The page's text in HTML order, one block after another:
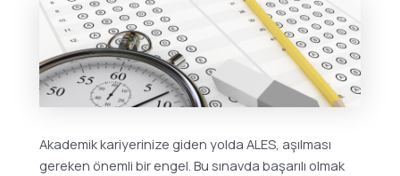
Akademik kariyerinize giden yolda ALES, aşılması
gereken önemli bir engel. Bu sınavda başarılı olmak